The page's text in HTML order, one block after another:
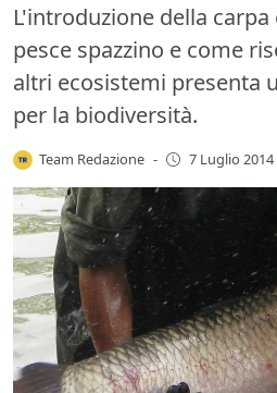
L'introduzione della
pesce spazzino e come
altri ecosistemi presenta
per la biodiversità.
Team Redazione - 7 Luglio 2014